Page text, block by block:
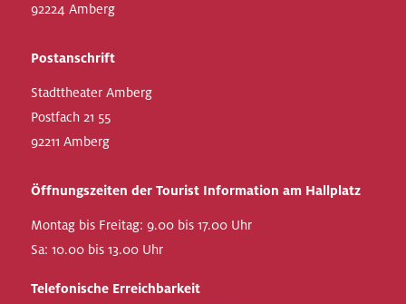
92224 Amberg
Postanschrift
Stadttheater Amberg
Postfach 21 55
92211 Amberg
Öffnungszeiten der Tourist Information am Hallplatz
Montag bis Freitag: 9.00 bis 17.00 Uhr
Sa: 10.00 bis 13.00 Uhr
Telefonische Erreichbarkeit